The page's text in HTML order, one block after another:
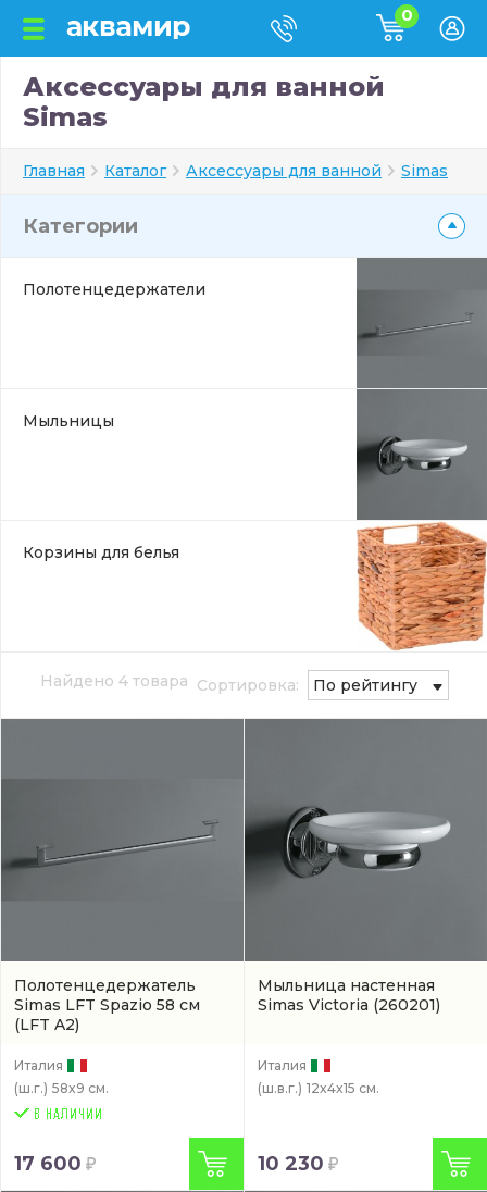
0
Аксессуары для ванной
Simas
Главная Каталог Аксессуары для ванной Simas
Категории
Полотенцедержатели
Мыльницы
Корзины для белья
Найдено 4 товара Сортировка: По рейтингу
Полотенцедержатель
Simas LFT Spazio 58 см
(LFT A2)
Италия
(ш.г.) 58x9 см.
17 600
Мыльница настенная
Simas Victoria (260201)
Италия
(ш.в.г.) 12x4x15 см.
10 230